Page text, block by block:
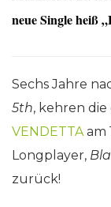
neue Single heiß
Sechs Jahre
5th, kehren
VENDETTAam
Longplayer,
zurück!